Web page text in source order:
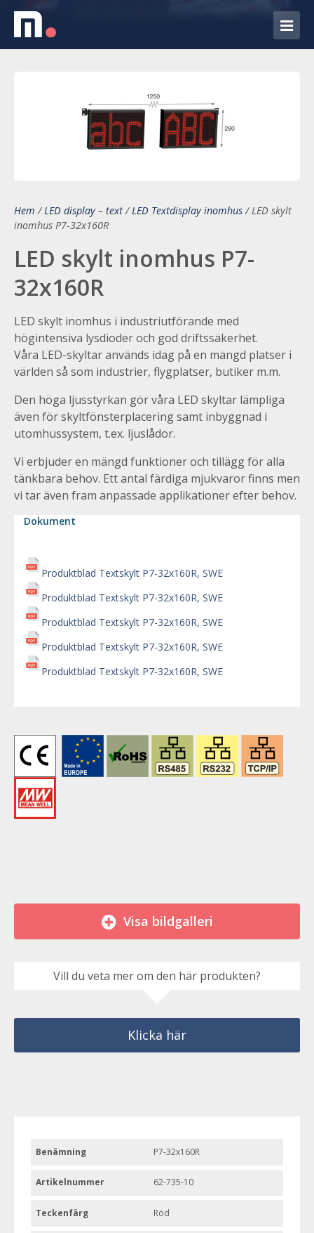
Hem /LED display – text/LED Textdisplay inomhus/LED skylt
inomhus P7-32x160R
LED skylt inomhus P7-
32x160R
LED skylt inomhus i industriutförande med
högintensiva lysdioder och god driftssäkerhet.
Våra LED-skyltar används idag på en mängd platser i
världen så som industrier, flygplatser, butiker m.m.
Den höga ljusstyrkan gör våra LED skyltar lämpliga
även för skyltfönsterplacering samt inbyggnad i
utomhussystem, t.ex. ljuslådor.
Vi erbjuder en mängd funktioner och tillägg för alla
tänkbara behov. Ett antal färdiga mjukvaror finns men
vi tar även fram anpassade applikationer efter behov.
Dokument
Produktblad Textskylt P7-32x160R, SWE
Produktblad Textskylt P7-32x160R, SWE
Produktblad Textskylt P7-32x160R, SWE
Produktblad Textskylt P7-32x160R, SWE
Produktblad Textskylt P7-32x160R, SWE
Visa bildgalleri
Vill du veta mer om den här produkten?
Klicka här
Benämning P7-32x160R
Artikelnummer 62-735-10
Teckenfärg Röd